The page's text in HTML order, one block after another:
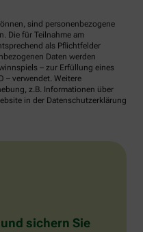
sind personenbezogene
Die für Teilnahme am
als Pflichtfelder
Daten werden
– zur Erfüllung eines
– verwendet. Weitere
z.B. Informationen über
in der Datenschutzerklärung
sichern Sie